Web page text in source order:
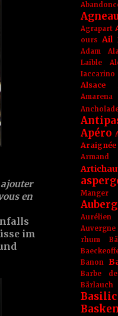
ajouter
en
im
Agrapart
ours Ail
Adam
Laible
Iaccarino
Alsace
Amarena
Apéro
Manger
Aurélien
Auvergne
rhum
Banon
Barbe
Bärlauch
Basilic